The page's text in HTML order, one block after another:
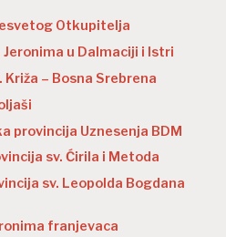
Otkupitelja
u Dalmaciji i Istri
– Bosna Srebrena
provincija Uznesenja BDM
sv. Ćirila i Metoda
sv. Leopolda Bogdana
franjevaca